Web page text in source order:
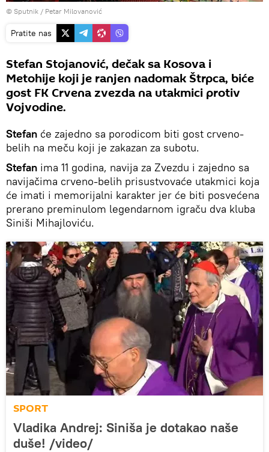
© Sputnik / Petar Milovanović
Pratite nas
Stefan Stojanović, dečak sa Kosova i
Metohije koji je ranjen nadomak Štrpca, biće
gost FK Crvena zvezda na utakmici protiv
Vojvodine.
Stefan će zajedno sa porodicom biti gost crveno-
belih na meču koji je zakazan za subotu.
Stefan ima 11 godina, navija za Zvezdu i zajedno sa
navijačima crveno-belih prisustvovaće utakmici koja
će imati i memorijalni karakter jer će biti posvećena
prerano preminulom legendarnom igraču dva kluba
Siniši Mihajloviću.
SPORT
Vladika Andrej: Siniša je dotakao naše
duše! /video/